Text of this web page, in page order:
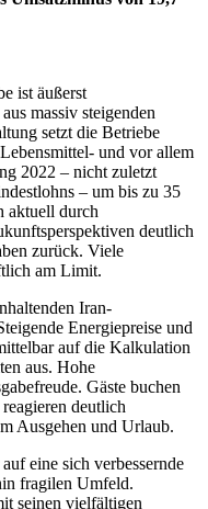
ist äußerst
massiv steigenden
setzt die Betriebe
und vor allem
2022 – nicht zuletzt
– um bis zu 35
aktuell durch
deutlich
zurück. Viele
am Limit.
Iran-
Energiepreise und
auf die Kalkulation
aus. Hohe
Gäste buchen
deutlich
Ausgehen und Urlaub.
eine sich verbessernde
fragilen Umfeld.
seinen vielfältigen